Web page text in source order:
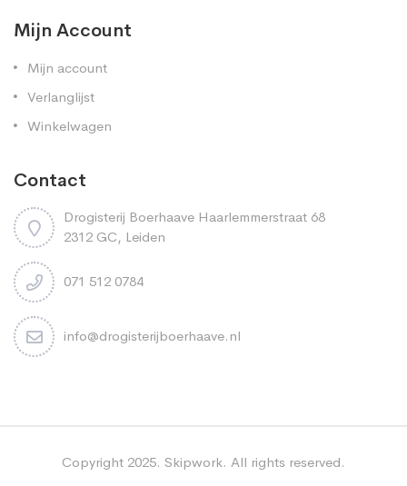
Mijn Account
Mijn account
Verlanglijst
Winkelwagen
Contact
Drogisterij Boerhaave Haarlemmerstraat 68
2312 GC, Leiden
071 512 0784
info@drogisterijboerhaave.nl
Copyright 2025. Skipwork. All rights reserved.